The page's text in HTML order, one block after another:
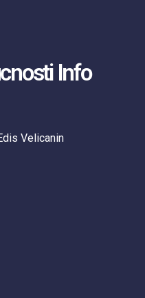
Info
Velicanin